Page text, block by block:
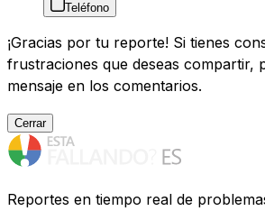
Teléfono
¡Gracias por tu reporte! Si tienes
frustraciones que deseas compartir,
mensaje en los comentarios.
Cerrar
Reportes en tiempo real de